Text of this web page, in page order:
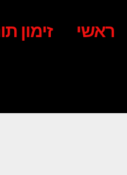
ראשי זימון